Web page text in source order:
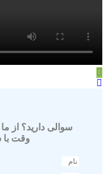
سوالی دارید؟ از
وقت با